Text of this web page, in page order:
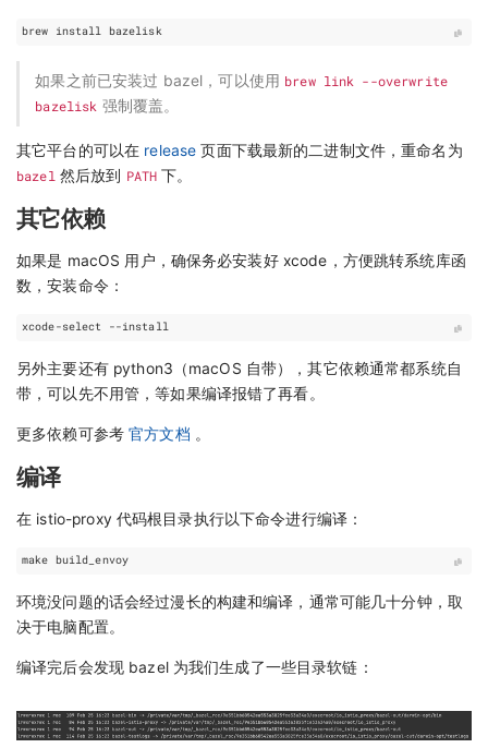
brew install bazelisk
如果之前已安装过 bazel，可以使用 brew link --overwrite
bazelisk 强制覆盖。
其它平台的可以在 release 页面下载最新的二进制文件，重命名为
bazel 然后放到 PATH 下。
其它依赖
如果是 macOS 用户，确保务必安装好 xcode，方便跳转系统库函
数，安装命令：
xcode-select --install
另外主要还有 python3（macOS 自带），其它依赖通常都系统自
带，可以先不用管，等如果编译报错了再看。
更多依赖可参考官方文档 。
编译
在 istio-proxy 代码根目录执行以下命令进行编译：
环境没问题的话会经过漫长的构建和编译，通常可能几十分钟，取
决于电脑配置。
编译完后会发现 bazel 为我们生成了一些目录软链：